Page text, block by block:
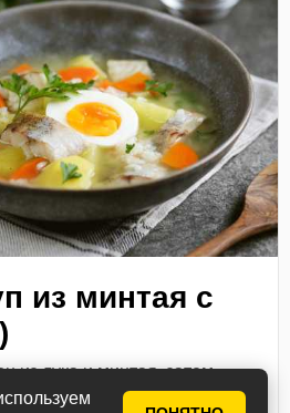
из минтая с
из лука и минтая, затем
филе от костей и варят